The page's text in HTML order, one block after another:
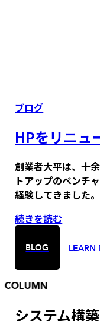
Categories
ブログ
HPをリニュ
創業者大平は、十
トアップのベンチ
経験してきました。
続きを読む
BLOG LEARN
COLUMN
システム構